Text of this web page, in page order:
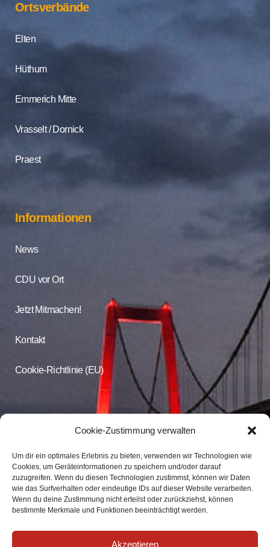
Cookie-Zustimmung verwalten
Um dir ein optimales Erlebnis zu bieten, verwenden wir Technologien wie
Cookies, um Geräteinformationen zu speichern und/oder darauf
zuzugreifen. Wenn du diesen Technologien zustimmst, können wir Daten
wie das Surfverhalten oder eindeutige IDs auf dieser Website verarbeiten.
Wenn du deine Zustimmung nicht erteilst oder zurückziehst, können
bestimmte Merkmale und Funktionen beeinträchtigt werden.
Akzeptieren
Ortsverbände
Elten
Hüthum
Emmerich Mitte
Vrasselt / Dornick
Praest
Informationen
News
CDU vor Ort
Jetzt Mitmachen!
Kontakt
Cookie-Richtlinie (EU)
CDU Online
Folgen Sie der CDU Emmerich auf Facebook und Instagram
CDU Emmerich
CDU Emmerich